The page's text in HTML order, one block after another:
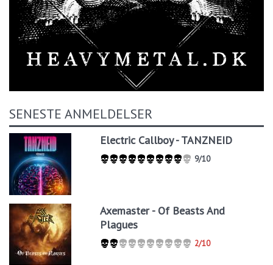
SENESTE ANMELDELSER
Electric Callboy - TANZNEID
9/10
Axemaster - Of Beasts And
Plagues
2/10